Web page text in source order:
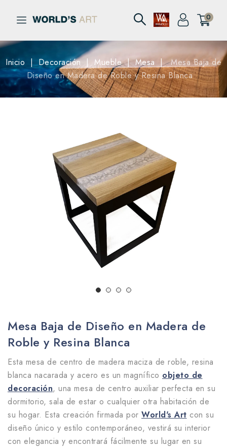
0
Inicio Decoración Mueble Mesa
Mesa Baja de
Diseño en Madera de Roble y Resina Blanca
Mesa Baja de Diseño en Madera de
Roble y Resina Blanca
Esta mesa de centro de madera maciza de roble, resina
blanca nacarada y acero es un magnífico objeto de
decoración, una mesa de centro auxiliar perfecta en su
dormitorio, sala de estar o cualquier otra habitación de
su hogar. Esta creación firmada por World's Art con su
diseño único y estilo contemporáneo, vestirá su interior
con elegancia y encontrará fácilmente su lugar en su